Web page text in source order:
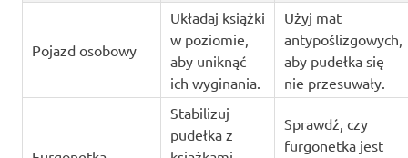
Pojazd osobowy
Układaj książki
w poziomie,
aby uniknąć
ich wyginania.
Użyj mat
antypoślizgowych,
aby pudełka się
nie przesuwały.
Stabilizuj
pudełka z
Sprawdź, czy
furgonetka jest